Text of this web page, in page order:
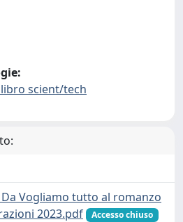
scient/tech
Vogliamo tutto al romanzo
2023.pdf
Accesso chiuso